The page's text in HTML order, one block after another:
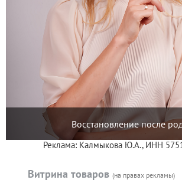
Восстановление после
Реклама: Калмыкова Ю.А., ИНН
Витрина товаров (на правах рекламы)